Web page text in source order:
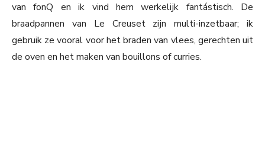
van fonQ en ik vind hem werkelijk fantástisch. De
braadpannen van Le Creuset zijn multi-inzetbaar; ik
gebruik ze vooral voor het braden van vlees, gerechten uit
de oven en het maken van bouillons of curries.